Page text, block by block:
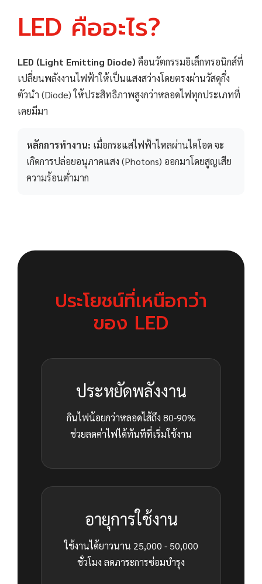
LED คืออะไร?
LED (Light Emitting Diode) คือนวัตกรรมอิเล็กทรอนิกส์ที่
เปลี่ยนพลังงานไฟฟ้าให้เป็นแสงสว่างโดยตรงผ่านวัสดุกึ่ง
ตัวนำ (Diode) ให้ประสิทธิภาพสูงกว่าหลอดไฟทุกประเภทที่
เคยมีมา
หลักการทำงาน: เมื่อกระแสไฟฟ้าไหลผ่านไดโอด จะ
เกิดการปล่อยอนุภาคแสง (Photons) ออกมาโดยสูญเสีย
ความร้อนต่ำมาก
ประโยชน์ที่เหนือกว่า
ของ LED
ประหยัดพลังงาน
กินไฟน้อยกว่าหลอดไส้ถึง 80-90%
ช่วยลดค่าไฟได้ทันทีที่เริ่มใช้งาน
อายุการใช้งาน
ใช้งานได้ยาวนาน 25,000 - 50,000
ชั่วโมง ลดภาระการซ่อมบำรุง